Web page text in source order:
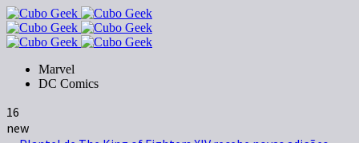
Marvel
DC Comics
16
new